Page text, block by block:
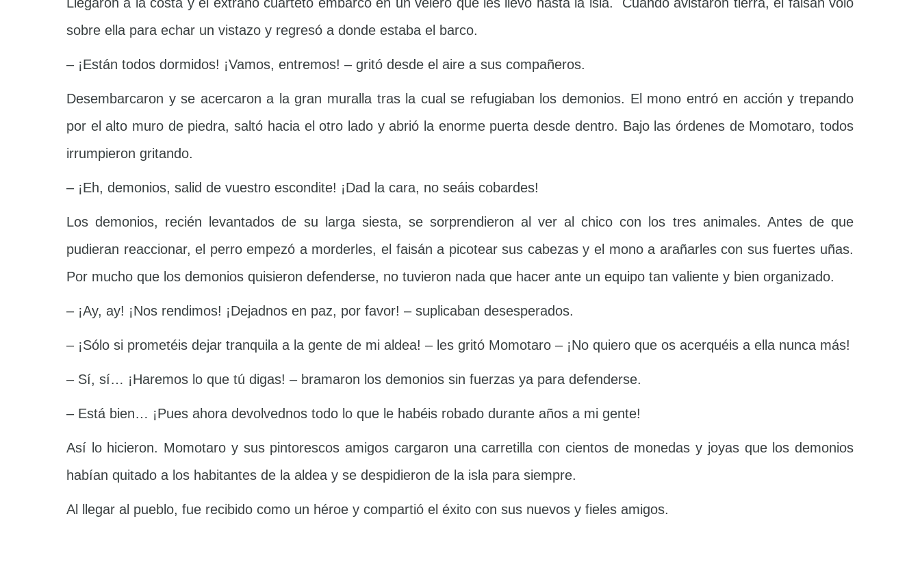
sobre ella para echar un vistazo y regresó a donde estaba el barco.
– ¡Están todos dormidos! ¡Vamos, entremos! – gritó desde el aire a sus compañeros.
Desembarcaron y se acercaron a la gran muralla tras la cual se refugiaban los demonios. El mono entró en acción y trepando
por el alto muro de piedra, saltó hacia el otro lado y abrió la enorme puerta desde dentro. Bajo las órdenes de Momotaro, todos
irrumpieron gritando.
– ¡Eh, demonios, salid de vuestro escondite! ¡Dad la cara, no seáis cobardes!
Los demonios, recién levantados de su larga siesta, se sorprendieron al ver al chico con los tres animales. Antes de que
pudieran reaccionar, el perro empezó a morderles, el faisán a picotear sus cabezas y el mono a arañarles con sus fuertes uñas.
Por mucho que los demonios quisieron defenderse, no tuvieron nada que hacer ante un equipo tan valiente y bien organizado.
– ¡Ay, ay! ¡Nos rendimos! ¡Dejadnos en paz, por favor! – suplicaban desesperados.
– ¡Sólo si prometéis dejar tranquila a la gente de mi aldea! – les gritó Momotaro – ¡No quiero que os acerquéis a ella nunca más!
– Sí, sí… ¡Haremos lo que tú digas! – bramaron los demonios sin fuerzas ya para defenderse.
– Está bien… ¡Pues ahora devolvednos todo lo que le habéis robado durante años a mi gente!
Así lo hicieron. Momotaro y sus pintorescos amigos cargaron una carretilla con cientos de monedas y joyas que los demonios
habían quitado a los habitantes de la aldea y se despidieron de la isla para siempre.
Al llegar al pueblo, fue recibido como un héroe y compartió el éxito con sus nuevos y fieles amigos.